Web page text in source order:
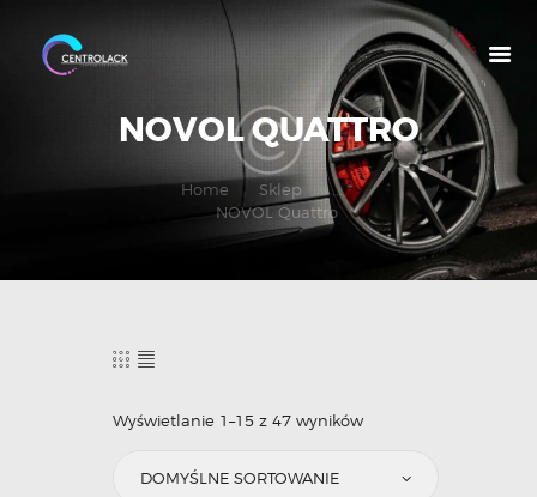
NOVOL QUATTRO
Home Sklep
...
NOVOL Quattro
O NAS
OFERTA
Wyświetlanie 1–15 z 47 wyników